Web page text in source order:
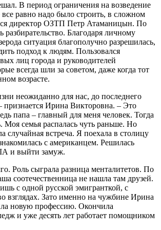
В период ограничения на возведение
все равно надо было строить, в сложном
директор ОЗТП Петр Атаманицын. По
разбирательство. Благодаря личному
ситуация благополучно разрешилась,
подход к людям. Пользовался
лиц города и руководителей
всегда шли за советом, даже когда тот
возрасте.
неожиданно для нас, до последнего
признается Ирина Викторовна. – Это
папа – главный для меня человек. Тогда
Моя семья распалась чуть раньше. Но
случайная встреча. Я поехала в столицу
с американцем. Решилась
и выйти замуж.
Роль сыграла разница менталитетов. По
соотечественница не нашла там друзей.
с одной русской эмигранткой, с
взглядах. Зато именно на чужбине Ирина
новую профессию. Окончила
и уже десять лет работает помощником